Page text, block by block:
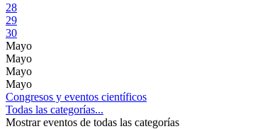
28
29
30
Mayo
Mayo
Mayo
Mayo
Congresos y eventos científicos
Todas las categorías...
Mostrar eventos de todas las categorías